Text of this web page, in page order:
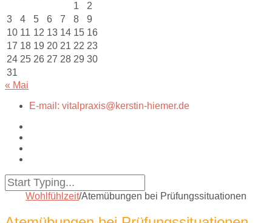
1
2
3
4 5 6 7 8
9
10 11 12 13 14 15 16
17 18 19 20 21 22 23
24 25 26 27 28 29 30
31
« Mai
E-mail: vitalpraxis@kerstin-hiemer.de
Wohlfühlzeit/Atemübungen bei Prüfungssituationen